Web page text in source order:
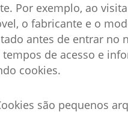
Por exemplo, ao
o fabricante e o
antes de entrar no
de acesso e
cookies.
são pequenos